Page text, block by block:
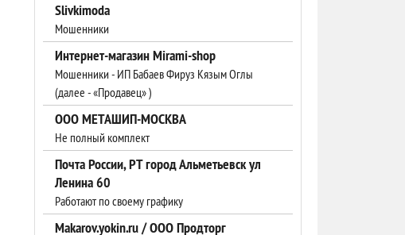
Slivkimoda
Мошенники
Интернет-магазин Mirami-shop
Мошенники - ИП Бабаев Фируз Кязым Оглы
(далее - «Продавец» )
ООО МЕТАШИП-МОСКВА
Не полный комплект
Почта России, РТ город Альметьевск ул
Ленина 60
Работают по своему графику
Makarov.yokin.ru / ООО Продторг